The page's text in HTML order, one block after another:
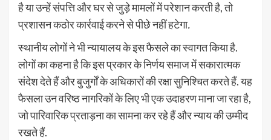
है या उन्हें संपत्ति और घर से जुड़े मामलों में परेशान करती है, तो
प्रशासन कठोर कार्रवाई करने से पीछे नहीं हटेगा.
स्थानीय लोगों ने भी न्यायालय के इस फैसले का स्वागत किया है.
लोगों का कहना है कि इस प्रकार के निर्णय समाज में सकारात्मक
संदेश देते हैं और बुजुर्गों के अधिकारों की रक्षा सुनिश्चित करते हैं. यह
फैसला उन वरिष्ठ नागरिकों के लिए भी एक उदाहरण माना जा रहा है,
जो पारिवारिक प्रताड़ना का सामना कर रहे हैं और न्याय की उम्मीद
रखते हैं.